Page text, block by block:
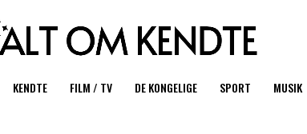
KENDTE FILM / TV DE KONGELIGE SPORT MUSIK